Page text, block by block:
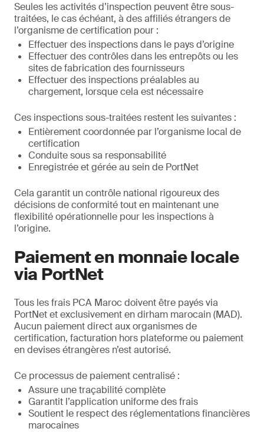
Seules les activités d’inspection peuvent être sous-
traitées, le cas échéant, à des affiliés étrangers de
l’organisme de certification pour :
Effectuer des inspections dans le pays d’origine
Effectuer des contrôles dans les entrepôts ou les
sites de fabrication des fournisseurs
Effectuer des inspections préalables au
chargement, lorsque cela est nécessaire
Ces inspections sous-traitées restent les suivantes :
Entièrement coordonnée par l’organisme local de
certification
Conduite sous sa responsabilité
Enregistrée et gérée au sein de PortNet
Cela garantit un contrôle national rigoureux des
décisions de conformité tout en maintenant une
flexibilité opérationnelle pour les inspections à
l’origine.
Paiement en monnaie locale
via PortNet
Tous les frais PCA Maroc doivent être payés via
PortNet et exclusivement en dirham marocain (MAD).
Aucun paiement direct aux organismes de
certification, facturation hors plateforme ou paiement
en devises étrangères n’est autorisé.
Ce processus de paiement centralisé :
Assure une traçabilité complète
Garantit l’application uniforme des frais
Soutient le respect des réglementations financières
marocaines